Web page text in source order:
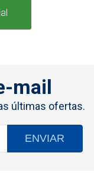
mail
últimas ofertas.
ENVIAR